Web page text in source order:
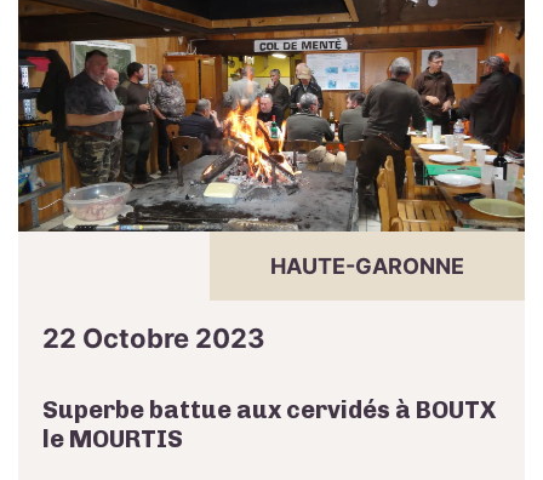
HAUTE-GARONNE
22 Octobre 2023
Superbe battue aux cervidés à BOUTX
le MOURTIS